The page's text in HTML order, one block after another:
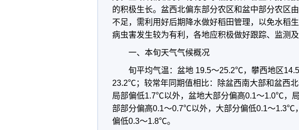
的积极生长。盆西北偏东部分农区和盆中部分农区
不足，需利用好后期降水做好稻田管理，以免水稻
病虫害发生较为有利，各地应积极做好跟踪、监测及
一、本旬天气气候概况
旬平均气温：盆地 19.5～25.2℃，攀西地区
23.2℃；较常年同期值相比：除盆西南大部和盆西
局部偏低1.7℃以外，盆地大部分偏高0.1～1.0℃，
部部分偏高0.1～0.7℃以外，大部分偏低0.1～1.3℃
偏低0.3～1.8℃。